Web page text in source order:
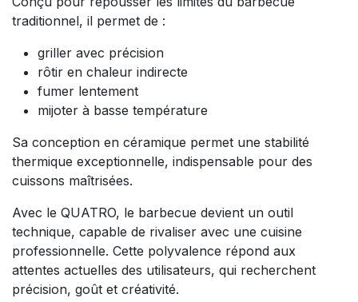
traditionnel, il permet de :
griller avec précision
rôtir en chaleur indirecte
fumer lentement
mijoter à basse température
Sa conception en céramique permet une stabilité
thermique exceptionnelle, indispensable pour des
cuissons maîtrisées.
Avec le QUATRO, le barbecue devient un outil
technique, capable de rivaliser avec une cuisine
professionnelle. Cette polyvalence répond aux
attentes actuelles des utilisateurs, qui recherchent
précision, goût et créativité.